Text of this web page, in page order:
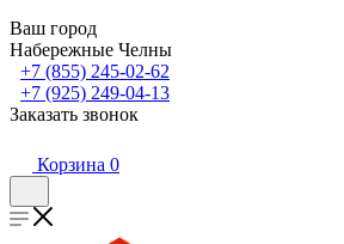
Ваш город
Набережные Челны
+7 (855) 245-02-62
+7 (925) 249-04-13
Заказать звонок
Корзина 0